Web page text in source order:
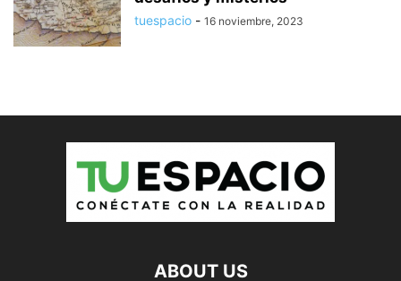
tuespacio - 16 noviembre, 2023
ABOUT US